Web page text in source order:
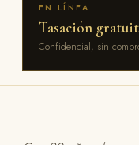
EN LÍNEA
Tasación
Confidencial, sin